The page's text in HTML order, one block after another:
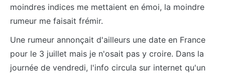
moindres indices me mettaient en émoi, la moindre
rumeur me faisait frémir.
Une rumeur annonçait d'ailleurs une date en France
pour le 3 juillet mais je n'osait pas y croire. Dans la
journée de vendredi, l'info circula sur internet qu'un